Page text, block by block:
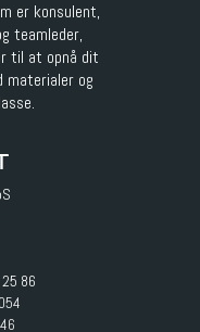
er konsulent,
teamleder,
til at opnå dit
materialer og
86